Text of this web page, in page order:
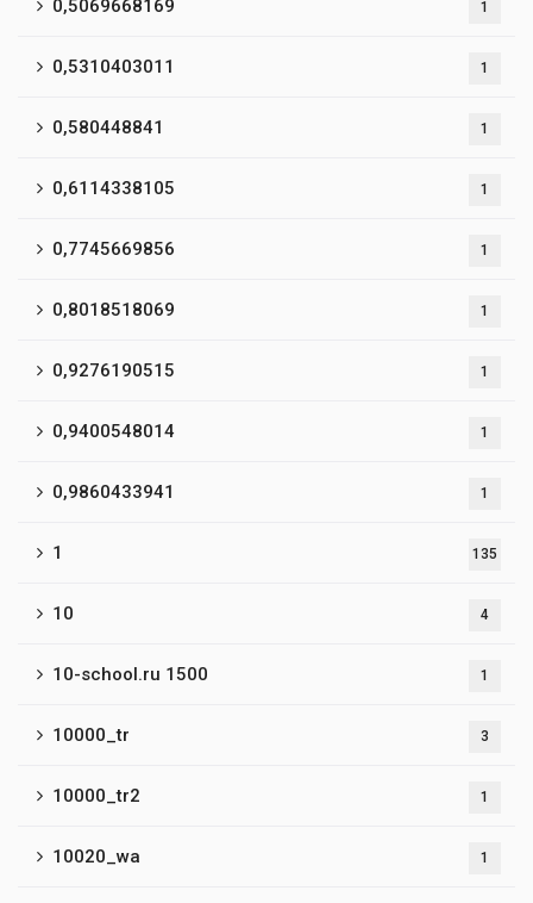
0,5069668169 1
0,5310403011 1
0,580448841 1
0,6114338105 1
0,7745669856 1
0,8018518069 1
0,9276190515 1
0,9400548014 1
0,9860433941 1
1 135
10 4
10-school.ru 1500 1
10000_tr 3
10000_tr2 1
10020_wa 1